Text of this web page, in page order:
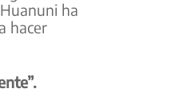
ha
hacer